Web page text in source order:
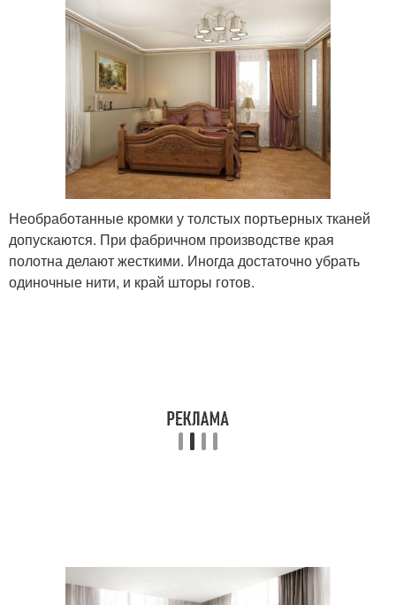
Необработанные кромки у толстых портьерных тканей
допускаются. При фабричном производстве края
полотна делают жесткими. Иногда достаточно убрать
одиночные нити, и край шторы готов.